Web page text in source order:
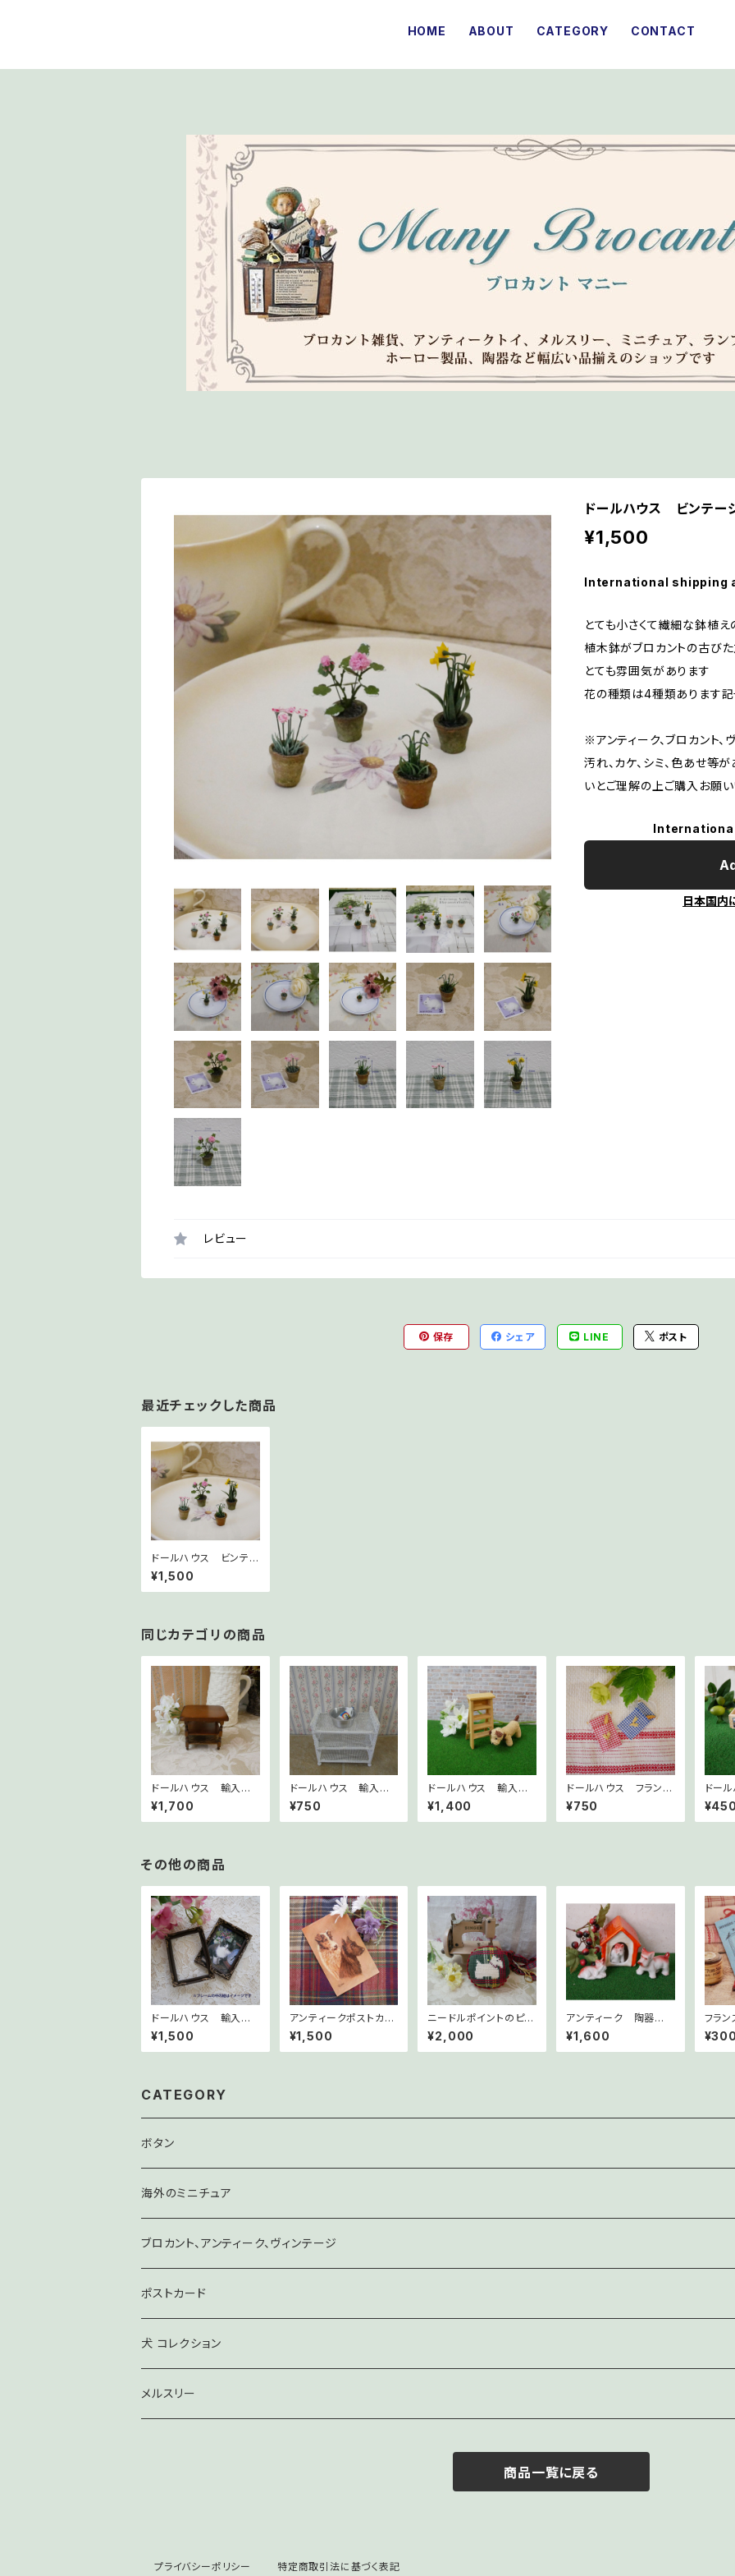
HOME ABOUT CATEGORY CONTACT
ドールハウス ビンテ
¥1,500
International shipping
とても小さくて繊細な鉢植え
植木鉢がブロカントの古び
とても雰囲気があります
花の種類は4種類あります記
※アンティーク、ブロカント
汚れ、カケ、シミ、色あせ等
いとご理解の上ご購入お願
日本国内
レビュー
保存 シェア LINE ポスト
最近チェックした商品
ドールハウス ビンテ
ージ輸入ミニチュア
鉢花
¥1,500
同じカテゴリの商品
ドールハウス 輸入ミ
ニチュア家具 棚付き
サイドテーブル
¥1,700
ドールハウス 輸入ミ
ニチュア 洗濯セット
¥750
ドールハウス 輸入ミ
ニチュア 木製ハシ
ゴ L
¥1,400
ドールハウス フランス
のミニチュア バゲット
とバゲット袋
¥750
ドー
ニチ
ス04
その他の商品
ドールハウス 輸入ミ
ニチュア ヴィクトリア
調のピクチャーフレー
ム 001
¥1,500
アンティークポストカー
ド イギリス dogシリ
ーズC
¥1,500
ニードルポイントのピン
クッション テリアM
¥2,000
アンティーク 陶器の
ハウスと3匹の犬
¥1,600
フラ
ン
CATEGORY
ボタン
海外のミニチュア
ブロカント、アンティーク、ヴィンテージ
ポストカード
犬 コレクション
メルスリー
商品一覧に戻る
プライバシーポリシー 特定商取引法に基づく表記